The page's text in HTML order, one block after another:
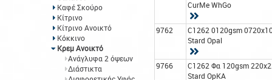
Καφέ Σκούρο
Κίτρινο
Κίτρινο Ανοικτό
Κόκκινο
Κρεμ Ανοικτό
Ανάγλυφα 2 όψεων
Διάστικτα
CurMe WhGo
9762
C1262 0120gsm
Stard Opal
9766
C1262 Φα 120gsm
Stard OpΚΑ